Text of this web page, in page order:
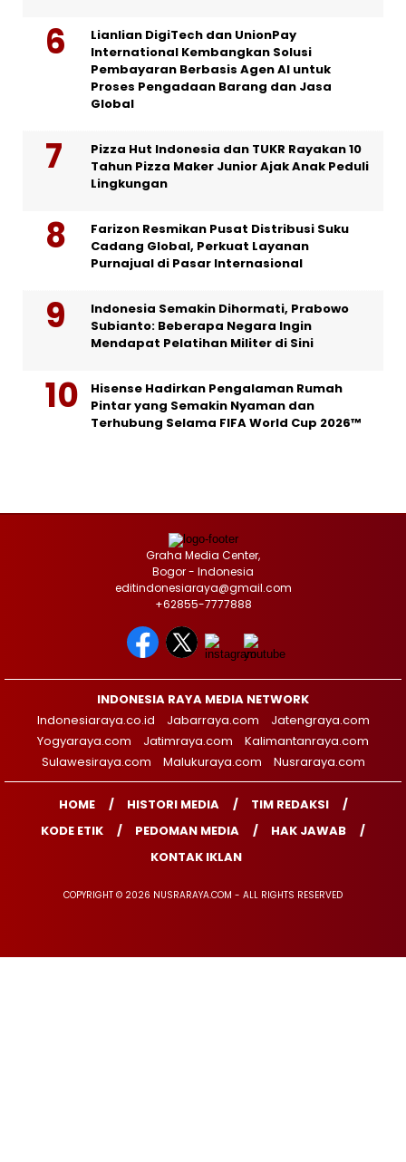
Lianlian DigiTech dan UnionPay
International Kembangkan Solusi
Pembayaran Berbasis Agen AI untuk
Proses Pengadaan Barang dan Jasa
Global
Pizza Hut Indonesia dan TUKR Rayakan 10
Tahun Pizza Maker Junior Ajak Anak Peduli
Lingkungan
Farizon Resmikan Pusat Distribusi Suku
Cadang Global, Perkuat Layanan
Purnajual di Pasar Internasional
Indonesia Semakin Dihormati, Prabowo
Subianto: Beberapa Negara Ingin
Mendapat Pelatihan Militer di Sini
Hisense Hadirkan Pengalaman Rumah
Pintar yang Semakin Nyaman dan
Terhubung Selama FIFA World Cup 2026™
Graha Media Center,
Bogor - Indonesia
editindonesiaraya@gmail.com
+62855-7777888
INDONESIA RAYA MEDIA NETWORK
Indonesiaraya.co.id
Jabarraya.com
Jatengraya.com
Yogyaraya.com
Jatimraya.com
Kalimantanraya.com
Sulawesiraya.com
Malukuraya.com Nusraraya.com
HOME HISTORI MEDIA
TIM REDAKSI
KODE ETIK
PEDOMAN MEDIA
HAK JAWAB
KONTAK IKLAN
COPYRIGHT © 2026 NUSRARAYA.COM - ALL RIGHTS RESERVED